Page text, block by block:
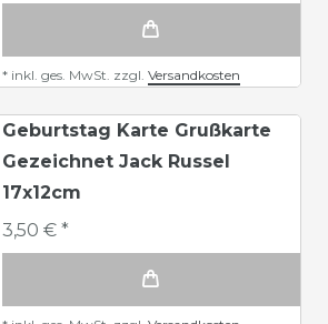
* inkl. ges. MwSt. zzgl. Versandkosten
Geburtstag Karte Grußkarte
Gezeichnet Jack Russel
17x12cm
3,50 € *